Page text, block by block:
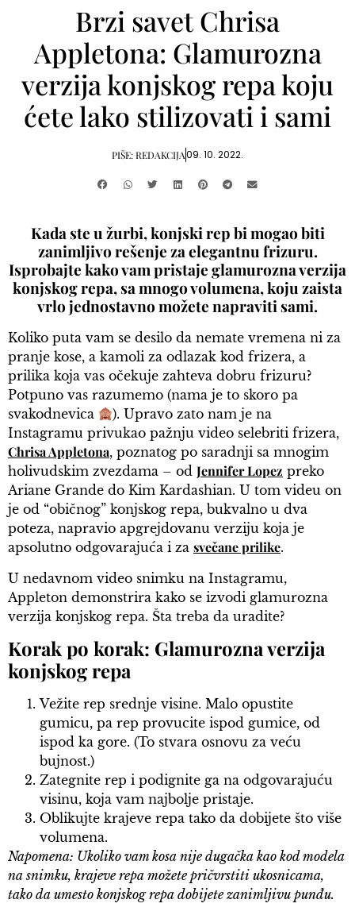
Brzi savet Chrisa
Appletona: Glamurozna
verzija konjskog repa koju
ćete lako stilizovati i sami
PIŠE:REDAKCIJA09. 10. 2022.
Kada ste u žurbi, konjski rep bi mogao biti
zanimljivo rešenje za elegantnu frizuru.
Isprobajte kako vam pristaje glamurozna verzija
konjskog repa, sa mnogo volumena, koju zaista
vrlo jednostavno možete napraviti sami.
Koliko puta vam se desilo da nemate vremena ni za
pranje kose, a kamoli za odlazak kod frizera, a
prilika koja vas očekuje zahteva dobru frizuru?
Potpuno vas razumemo (nama je to skoro pa
svakodnevica
). Upravo zato nam je na
Instagramu privukao pažnju video selebriti frizera,
Chrisa Appletona, poznatog po saradnji sa mnogim
holivudskim zvezdama – od Jennifer Lopez preko
Ariane Grande do Kim Kardashian. U tom videu on
je od “običnog” konjskog repa, bukvalno u dva
poteza, napravio apgrejdovanu verziju koja je
apsolutno odgovarajuća i za svečane prilike.
U nedavnom video snimku na Instagramu,
Appleton demonstrira kako se izvodi glamurozna
verzija konjskog repa. Šta treba da uradite?
Korak po korak: Glamurozna verzija
konjskog repa
Vežite rep srednje visine. Malo opustite
gumicu, pa rep provucite ispod gumice, od
ispod ka gore. (To stvara osnovu za veću
bujnost.)
Zategnite rep i podignite ga na odgovarajuću
visinu, koja vam najbolje pristaje.
Oblikujte krajeve repa tako da dobijete što više
volumena.
Napomena: Ukoliko vam kosa nije dugačka kao kod modela
na snimku, krajeve repa možete pričvrstiti ukosnicama,
tako da umesto konjskog repa dobijete zanimljivu punđu.